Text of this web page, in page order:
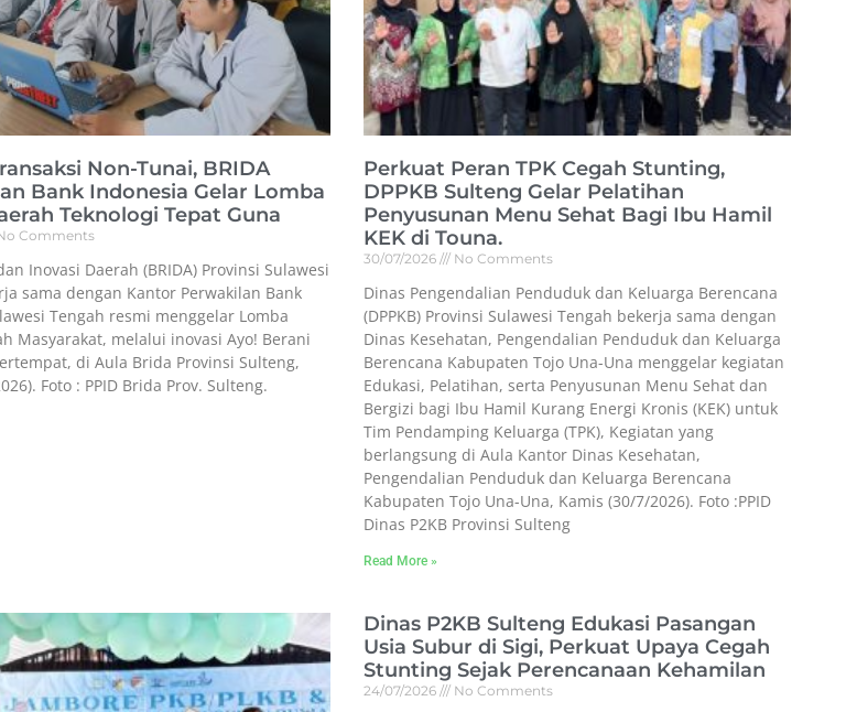
Non-Tunai, BRIDA
Bank Indonesia Gelar Lomba
Teknologi Tepat Guna
Comments
Inovasi Daerah (BRIDA) Provinsi Sulawesi
sama dengan Kantor Perwakilan Bank
Tengah resmi menggelar Lomba
Masyarakat, melalui inovasi Ayo! Berani
di Aula Brida Provinsi Sulteng,
Foto : PPID Brida Prov. Sulteng.
Perkuat Peran TPK Cegah Stunting,
DPPKB Sulteng Gelar Pelatihan
Penyusunan Menu Sehat Bagi Ibu Hamil
KEK di Touna.
30/07/2026 No Comments
Dinas Pengendalian Penduduk dan Keluarga Berencana
(DPPKB) Provinsi Sulawesi Tengah bekerja sama dengan
Dinas Kesehatan, Pengendalian Penduduk dan Keluarga
Berencana Kabupaten Tojo Una-Una menggelar kegiatan
Edukasi, Pelatihan, serta Penyusunan Menu Sehat dan
Bergizi bagi Ibu Hamil Kurang Energi Kronis (KEK) untuk
Tim Pendamping Keluarga (TPK), Kegiatan yang
berlangsung di Aula Kantor Dinas Kesehatan,
Pengendalian Penduduk dan Keluarga Berencana
Kabupaten Tojo Una-Una, Kamis (30/7/2026). Foto :PPID
Dinas P2KB Provinsi Sulteng
Read More »
Dinas P2KB Sulteng Edukasi Pasangan
Usia Subur di Sigi, Perkuat Upaya Cegah
Stunting Sejak Perencanaan Kehamilan
24/07/2026 No Comments